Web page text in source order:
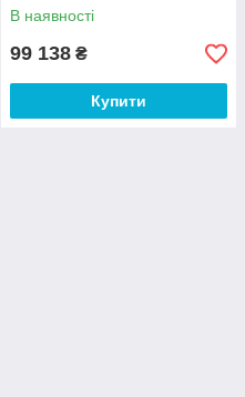
В наявності
99 138 ₴
Купити